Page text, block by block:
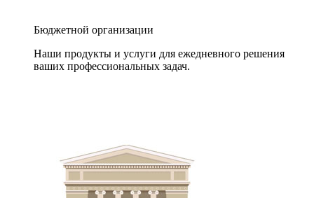
Бюджетной организации
Наши продукты и услуги для ежедневного решения
ваших профессиональных задач.